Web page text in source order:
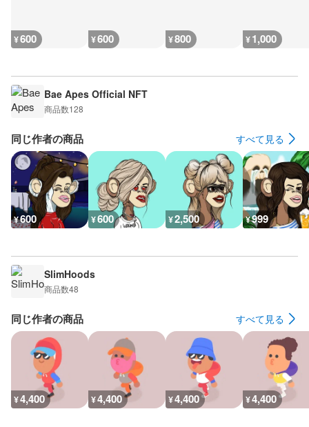
¥600 ¥600 ¥800 ¥1,000
Bae Apes Official NFT
商品数128
同じ作者の商品 すべて見る
¥600 ¥600 ¥2,500 ¥999
SlimHoods
商品数48
同じ作者の商品 すべて見る
¥4,400 ¥4,400 ¥4,400 ¥4,400